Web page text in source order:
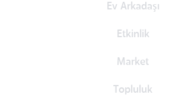
Ev Arkadaşı
Etkinlik
Market
Topluluk